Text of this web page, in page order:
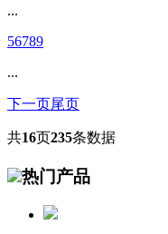
...
56789
...
下一页尾页
共16页235条数据
热门产品